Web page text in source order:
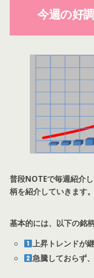
今週の好
普段NOTEで毎週紹介
柄を紹介していきます。
基本的には、以下の銘
上昇トレンドが
急騰しておらず